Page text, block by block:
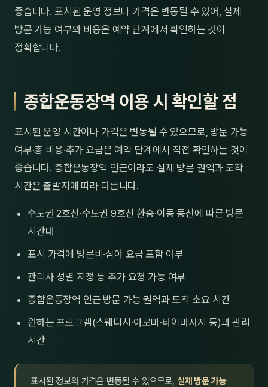
좋습니다. 표시된 운영 정보나 가격은 변동될 수 있어, 실제
방문 가능 여부와 비용은 예약 단계에서 확인하는 것이
정확합니다.
종합운동장역 이용 시 확인할 점
표시된 운영 시간이나 가격은 변동될 수 있으므로, 방문 가능
여부·총 비용·추가 요금은 예약 단계에서 직접 확인하는 것이
좋습니다. 종합운동장역 인근이라도 실제 방문 권역과 도착
시간은 출발지에 따라 다릅니다.
수도권 2호선·수도권 9호선 환승·이동 동선에 따른 방문
시간대
표시 가격에 방문비·심야 요금 포함 여부
관리사 성별 지정 등 추가 요청 가능 여부
종합운동장역 인근 방문 가능 권역과 도착 소요 시간
원하는 프로그램(스웨디시·아로마·타이마사지 등)과 관리
시간
표시된 정보와 가격은 변동될 수 있으므로, 실제 방문 가능